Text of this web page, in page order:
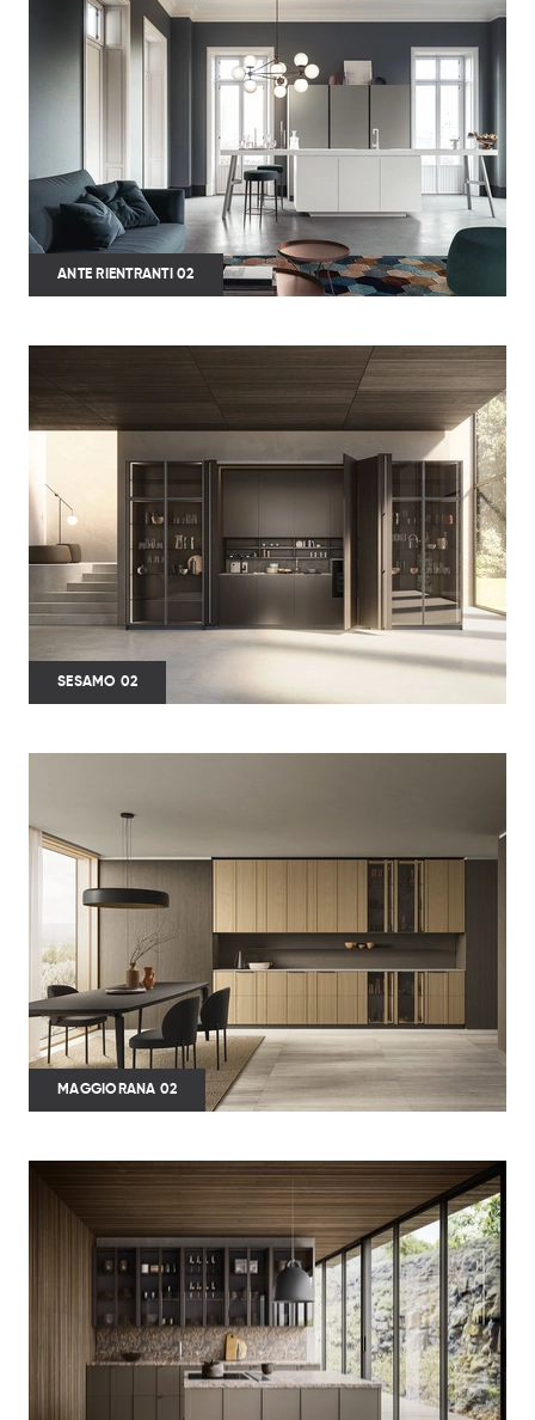
ANTE RIENTRANTI 02
SESAMO 02
MAGGIORANA 02